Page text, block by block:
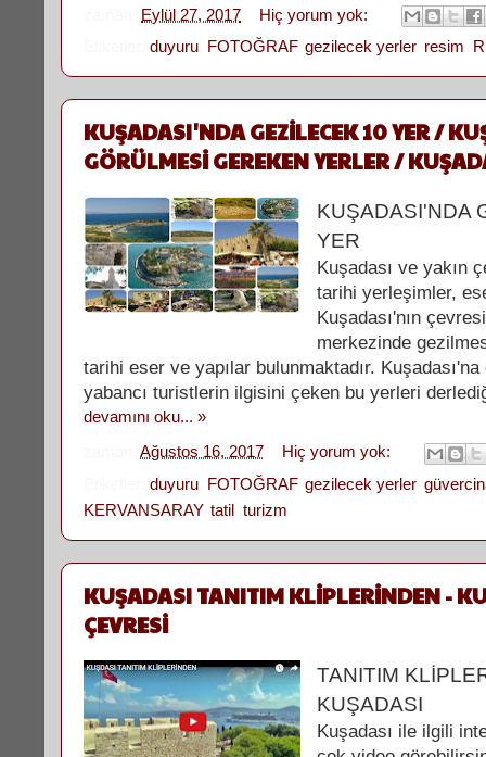
Eylül 27, 2017
Hiç yorum yok:
duyuru FOTOĞRAF, gezilecek yerler, resim
KUŞADASI'NDA GEZİLECEK 10 YER /
GÖRÜLMESİ GEREKEN YERLER /
KUŞADASI'NDA
YER
Kuşadası ve yakın
tarihi yerleşimler,
Kuşadası'nın
merkezinde
tarihi eser ve yapılar bulunmaktadır.
yabancı turistlerin ilgisini çeken bu yerleri
devamını oku... »
Ağustos 16, 2017
Hiç yorum yok:
duyuru FOTOĞRAF, gezilecek yerler,
KERVANSARAY, tatil turizm
KUŞADASI TANITIM KLİPLERİNDEN -
ÇEVRESİ
TANITIM
KUŞADASI
Kuşadası ile ilgili